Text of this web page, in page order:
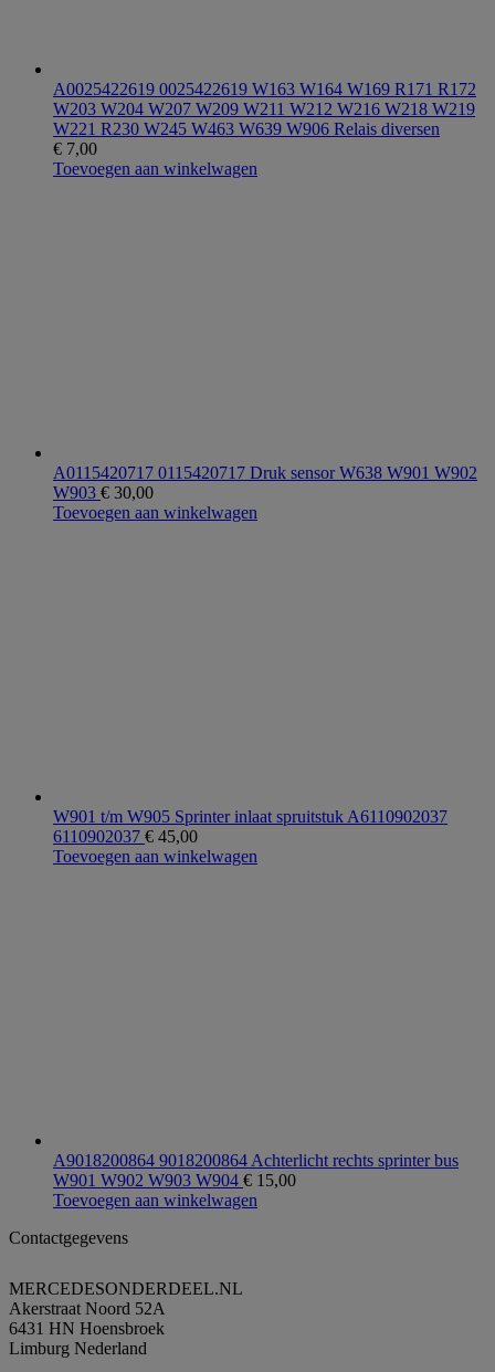
A0025422619 0025422619 W163 W164 W169 R171 R172
W203 W204 W207 W209 W211 W212 W216 W218 W219
W221 R230 W245 W463 W639 W906 Relais diversen
€ 7,00
Toevoegen aan winkelwagen
A0115420717 0115420717 Druk sensor W638 W901 W902
W903 € 30,00
Toevoegen aan winkelwagen
W901 t/m W905 Sprinter inlaat spruitstuk A6110902037
6110902037 € 45,00
Toevoegen aan winkelwagen
A9018200864 9018200864 Achterlicht rechts sprinter bus
W901 W902 W903 W904 € 15,00
Toevoegen aan winkelwagen
Contactgegevens
MERCEDESONDERDEEL.NL
Akerstraat Noord 52A
6431 HN Hoensbroek
Limburg Nederland